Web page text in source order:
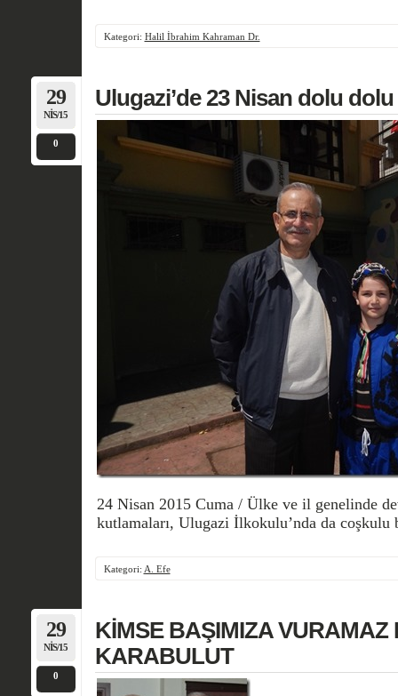
Kategori: Halil İbrahim Kahraman Dr.
29
NIS/15
0
Ulugazi’de 23 Nisan dolu
24 Nisan 2015 Cuma / Ülke ve il genelinde
kutlamaları, Ulugazi İlkokulu’nda da coşkulu
Kategori: A. Efe
29
NIS/15
0
KİMSE BAŞIMIZA VURAMAZ
KARABULUT